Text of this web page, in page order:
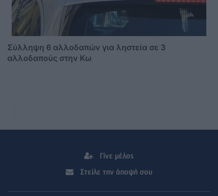
Σύλληψη 6 αλλοδαπών για ληστεία σε 3
αλλοδαπούς στην Κω
Γίνε μέλος
Στείλε την άποψή σου